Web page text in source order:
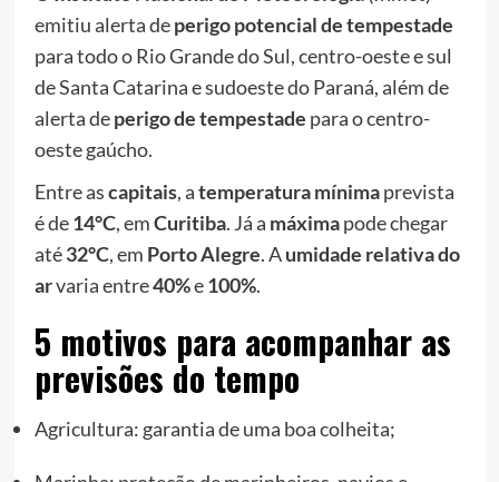
emitiu alerta deperigo potencial de tempestade
para todo o Rio Grande do Sul, centro-oeste e sul
de Santa Catarina e sudoeste do Paraná, além de
alerta deperigo de tempestade para o centro-
oeste gaúcho.
Entre ascapitais, atemperatura mínimaprevista
é de14°C, emCuritiba. Já a máximapode chegar
até32°C, em Porto Alegre. Aumidade relativa do
arvaria entre40%e100%.
5 motivos para acompanhar as
previsões do tempo
Agricultura: garantia de uma boa colheita;